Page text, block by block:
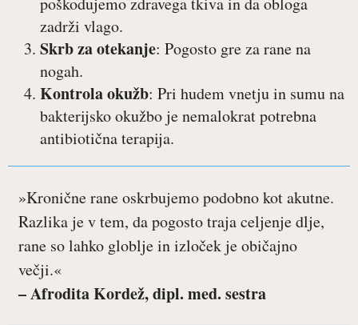
zadrži vlago.
Skrb za otekanje: Pogosto gre za rane na
nogah.
Kontrola okužb: Pri hudem vnetju in sumu na
bakterijsko okužbo je nemalokrat potrebna
antibiotična terapija.
»Kronične rane oskrbujemo podobno kot akutne.
Razlika je v tem, da pogosto traja celjenje dlje,
rane so lahko globlje in izloček je običajno
večji.«
– Afrodita Kordež, dipl. med. sestra